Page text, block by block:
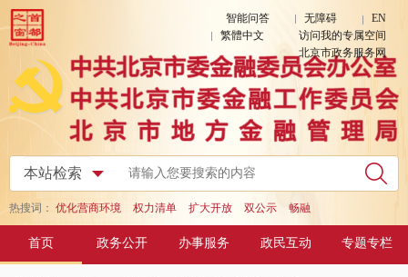
智能问答 无障碍
EN
繁體中文
访问我的专属空间
北京市政务服务网
热搜词： 优化营商环境 权力清单 扩大开放 双公示 畅融
首页 政务公开 办事服务 政民互动 专题专栏